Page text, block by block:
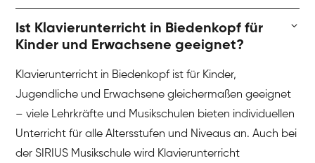
Ist Klavierunterricht in Biedenkopf für
Kinder und Erwachsene geeignet?
Klavierunterricht in Biedenkopf ist für Kinder,
Jugendliche und Erwachsene gleichermaßen geeignet
– viele Lehrkräfte und Musikschulen bieten individuellen
Unterricht für alle Altersstufen und Niveaus an. Auch bei
der SIRIUS Musikschule wird Klavierunterricht